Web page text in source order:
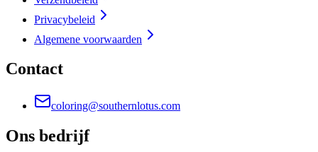
Privacybeleid
Algemene voorwaarden
Contact
coloring@southernlotus.com
Ons bedrijf